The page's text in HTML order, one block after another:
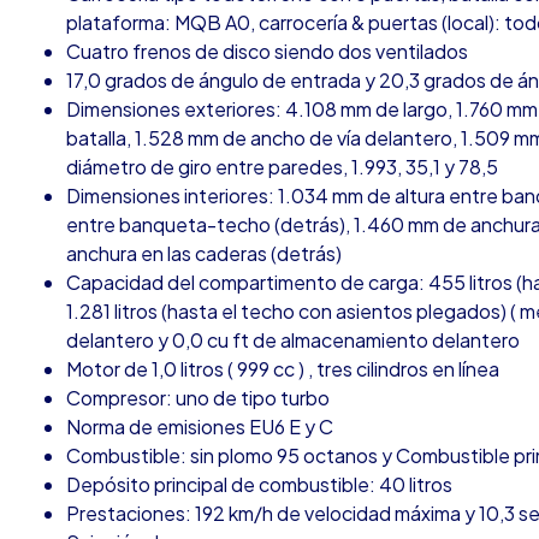
plataforma: MQB A0, carrocería & puertas (local):
Cuatro frenos de disco siendo dos ventilados
17,0 grados de ángulo de entrada y 20,3 grados de
Dimensiones exteriores: 4.108 mm de largo, 1.760
batalla, 1.528 mm de ancho de vía delantero, 1.509
diámetro de giro entre paredes, 1.993, 35,1 y 78,5
Dimensiones interiores: 1.034 mm de altura entre
entre banqueta-techo (detrás), 1.460 mm de
anchura en las caderas (detrás)
Capacidad del compartimento de carga: 455 litros
1.281 litros (hasta el techo con asientos plegados) (
delantero y 0,0 cu ft de almacenamiento delantero
Motor de 1,0 litros ( 999 cc ) , tres cilindros en línea
Compresor: uno de tipo turbo
Norma de emisiones EU6 E y C
Combustible: sin plomo 95 octanos y Combustible
Depósito principal de combustible: 40 litros
Prestaciones: 192 km/h de velocidad máxima y 10,3